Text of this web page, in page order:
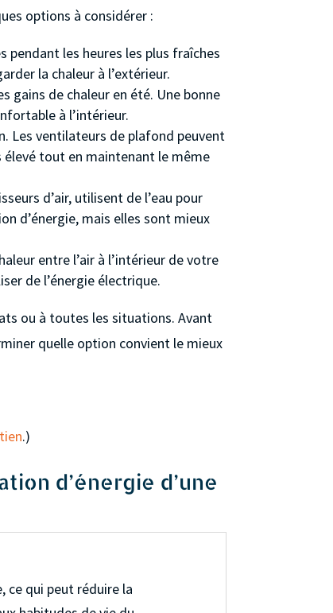
options à considérer :
les heures les plus fraîches
la chaleur à l’extérieur.
gains de chaleur en été. Une bonne
à l’intérieur.
Les ventilateurs de plafond peuvent
tout en maintenant le même
d’air, utilisent de l’eau pour
d’énergie, mais elles sont mieux
entre l’air à l’intérieur de votre
de l’énergie électrique.
ou à toutes les situations. Avant
quelle option convient le mieux
.)
d’énergie d’une
ce qui peut réduire la